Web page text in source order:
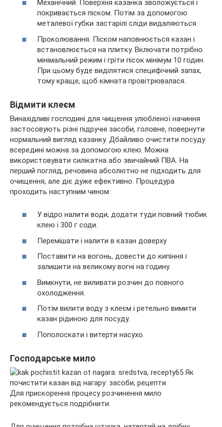
Механічний. Поверхня казанка зволожується і
покривається піском. Потім за допомогою
металевої губки застарілі сліди видаляються.
Проколювання. Піском наповнюється казан і
встановлюється на плитку. Включати потрібно
мінімальний режим і гріти пісок мінімум 10 годин.
При цьому буде виділятися специфічний запах,
тому краще, щоб кімната провітрювалася.
Відмити клеєм
Винахідливі господині для чищення улюбленої начиння
застосовують різні підручні засоби, головне, повернути
нормальний вигляд казанку. Дбайливо очистити посуду
всередині можна за допомогою клею. Можна
використовувати силікатна або звичайний ПВА. На
перший погляд, речовина абсолютно не підходить для
очищення, але діє дуже ефективно. Процедура
проходить наступним чином:
У відро налити води, додати туди повний тюбик
клею і 300 г соди.
Перемішати і налити в казан доверху.
Поставити на вогонь, довести до кипіння і
залишити на великому вогні на годину.
Вимкнути, не виливати розчин до повного
охолодження.
Потім вилити воду з клеєм і ретельно вимити
казан рідиною для посуду.
Пополоскати і витерти насухо.
Господарське мило
Для прискорення процесу розчинення мило
рекомендується подрібнити.